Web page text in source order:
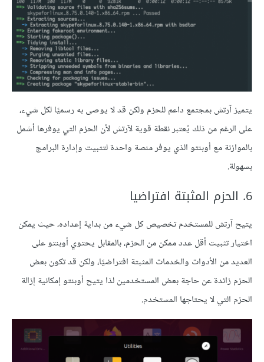
يتميز آرتش بمجتمع داعم للحزم ولكن قد لا يوصى به رسميًا لكل شيء،
على الرغم من ذلك يُعتبر نقطة قوية لآرتش لأن الحزم التي يوفرها أشمل
بالموازنة مع أوبنتو الذي يوفر منصة واحدة لتثبيت وإدارة البرامج
بسهولة.
6. الحزم المثبتة افتراضيا
يتيح آرتش للمستخدم تخصيص كل شيء من بداية إعداده، حيث يمكن
اختيار تثبيت أقل عدد ممكن من الحزم، بالمقابل يحتوي أوبنتو على
العديد من الأدوات والخدمات المثبتة افتراضيًا، ولكن قد تكون بعض
الحزم زائدة عن حاجة بعض المستخدمين لذا يتيح أوبنتو إمكانية إزالة
الحزم التي لا يحتاجها المستخدم.